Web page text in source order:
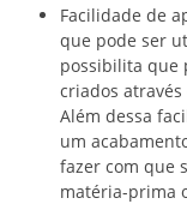
Facilidade de
que pode ser
possibilita que
criados
Além dessa
um
fazer com que
matéria-prima